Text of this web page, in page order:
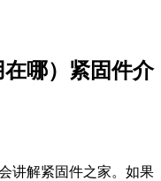
哪）紧固件介
讲解紧固件之家。如果